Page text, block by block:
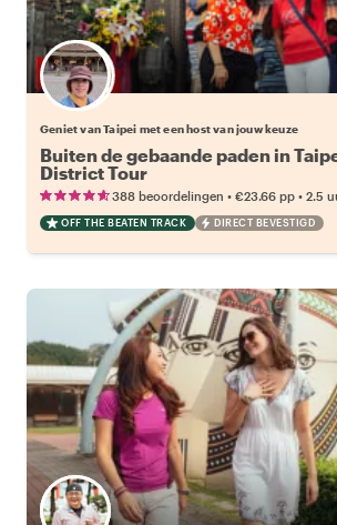
Kies jouw favoriete local
Geniet van Taipei met een host van jouw keuze
Buiten de gebaande paden in
District Tour
388 beoordelingen • €23.66 pp • 2.5
OFF THE BEATEN TRACK DIRECT BEVESTIGD